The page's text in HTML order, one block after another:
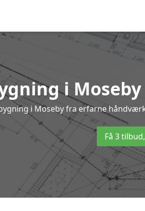
i
i Moseby fra erfarne
Få 3